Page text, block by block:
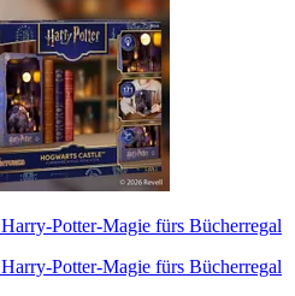
Potter-Magie fürs Bücherregal
Potter-Magie fürs Bücherregal